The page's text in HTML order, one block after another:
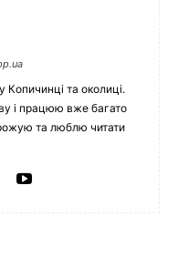
Копичинці та околиці.
і працюю вже багато
та люблю читати